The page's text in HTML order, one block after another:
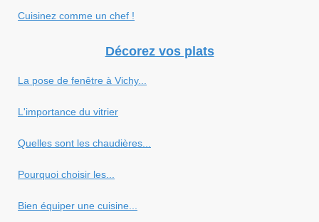
Cuisinez comme un chef !
Décorez vos plats
La pose de fenêtre à Vichy...
L'importance du vitrier
Quelles sont les chaudières...
Pourquoi choisir les...
Bien équiper une cuisine...